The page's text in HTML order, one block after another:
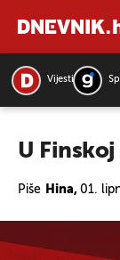
Vijesti
U
Piše Hina, 01.
PRETRAŽITE